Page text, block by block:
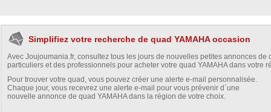
Simplifiez votre recherche de quad YAMAHA occasion
Avec Joujoumania.fr, consultez tous les jours de nouvelles petites annonces de
particuliers et des professionnels pour acheter votre quad YAMAHA dans votre
Pour trouver votre quad, vous pouvez créer une alerte e-mail personnalisée.
Chaque jour, vous recevrez une alerte e-mail pour vous prévenir d´une
nouvelle annonce de quad YAMAHA dans la région de votre choix.